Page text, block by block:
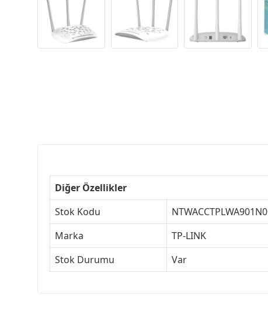
Diğer Özellikler
Stok Kodu
NTWACCTPLWA901N0
Marka
TP-LINK
Stok Durumu
Var